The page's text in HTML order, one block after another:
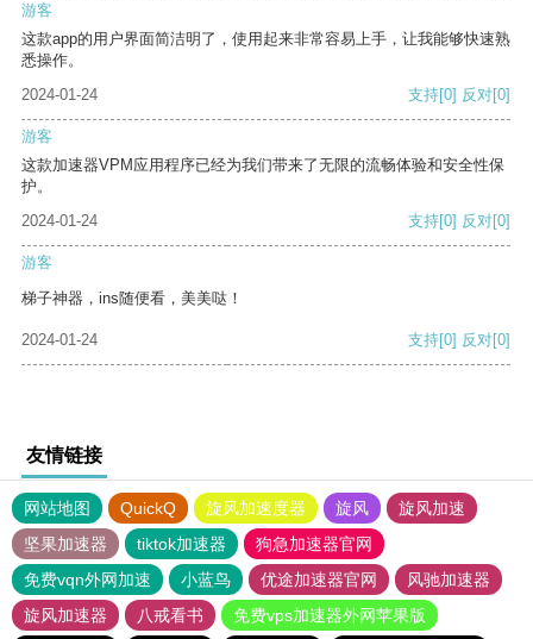
游客
这款app的用户界面简洁明了，使用起来非常容易上手，让我能够快速熟
悉操作。
2024-01-24
支持[0] 反对[0]
游客
这款加速器VPM应用程序已经为我们带来了无限的流畅体验和安全性保
护。
2024-01-24
支持[0] 反对[0]
游客
梯子神器，ins随便看，美美哒！
2024-01-24 支持[0] 反对[0]
友情链接
网站地图 QuickQ 旋风加速度器 旋风
旋风加速
坚果加速器
tiktok加速器
狗急加速器官网
免费vqn外网加速
小蓝鸟 优途加速器官网
风驰加速器
旋风加速器
八戒看书 免费vps加速器外网苹果版